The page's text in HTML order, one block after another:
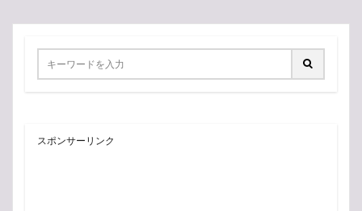
スポンサーリンク